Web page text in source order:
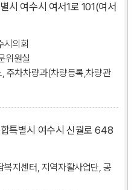
시 여수시 여서1로 101(여서
시의회
위원실
주차차량과(차량등록,차량관
특별시 여수시 신월로 648
복지센터, 지역자활사업단, 공